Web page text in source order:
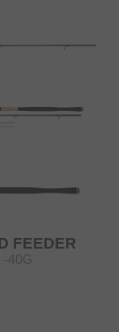
FEEDER
-40G